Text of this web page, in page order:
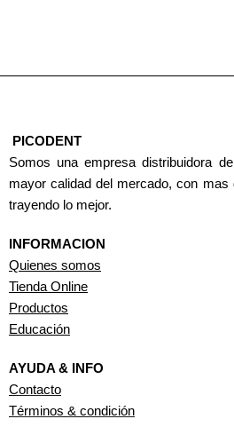
PICODENT
Somos una empresa distribuidora
mayor calidad del mercado, con mas
trayendo lo mejor.
INFORMACION
Quienes somos
Tienda Online
Productos
Educación
AYUDA & INFO
Contacto
Términos & condición